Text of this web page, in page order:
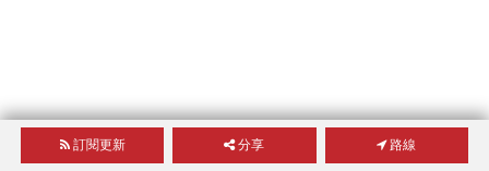
訂閱更新 分享 路線